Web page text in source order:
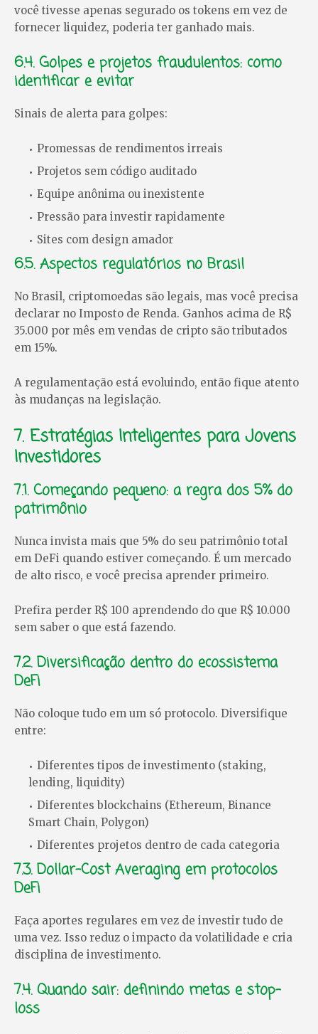
você tivesse apenas segurado os tokens em vez de
fornecer liquidez, poderia ter ganhado mais.
6.4. Golpes e projetos fraudulentos: como
identificar e evitar
Sinais de alerta para golpes:
Promessas de rendimentos irreais
Projetos sem código auditado
Equipe anônima ou inexistente
Pressão para investir rapidamente
Sites com design amador
6.5. Aspectos regulatórios no Brasil
No Brasil, criptomoedas são legais, mas você precisa
declarar no Imposto de Renda. Ganhos acima de R$
35.000 por mês em vendas de cripto são tributados
em 15%.
A regulamentação está evoluindo, então fique atento
às mudanças na legislação.
7. Estratégias Inteligentes para Jovens
Investidores
7.1. Começando pequeno: a regra dos 5% do
patrimônio
Nunca invista mais que 5% do seu patrimônio total
em DeFi quando estiver começando. É um mercado
de alto risco, e você precisa aprender primeiro.
Prefira perder R$ 100 aprendendo do que R$ 10.000
sem saber o que está fazendo.
7.2. Diversificação dentro do ecossistema
DeFi
Não coloque tudo em um só protocolo. Diversifique
entre:
Diferentes tipos de investimento (staking,
lending, liquidity)
Diferentes blockchains (Ethereum, Binance
Smart Chain, Polygon)
Diferentes projetos dentro de cada categoria
7.3. Dollar-Cost Averaging em protocolos
DeFi
Faça aportes regulares em vez de investir tudo de
uma vez. Isso reduz o impacto da volatilidade e cria
disciplina de investimento.
7.4. Quando sair: definindo metas e stop-
loss